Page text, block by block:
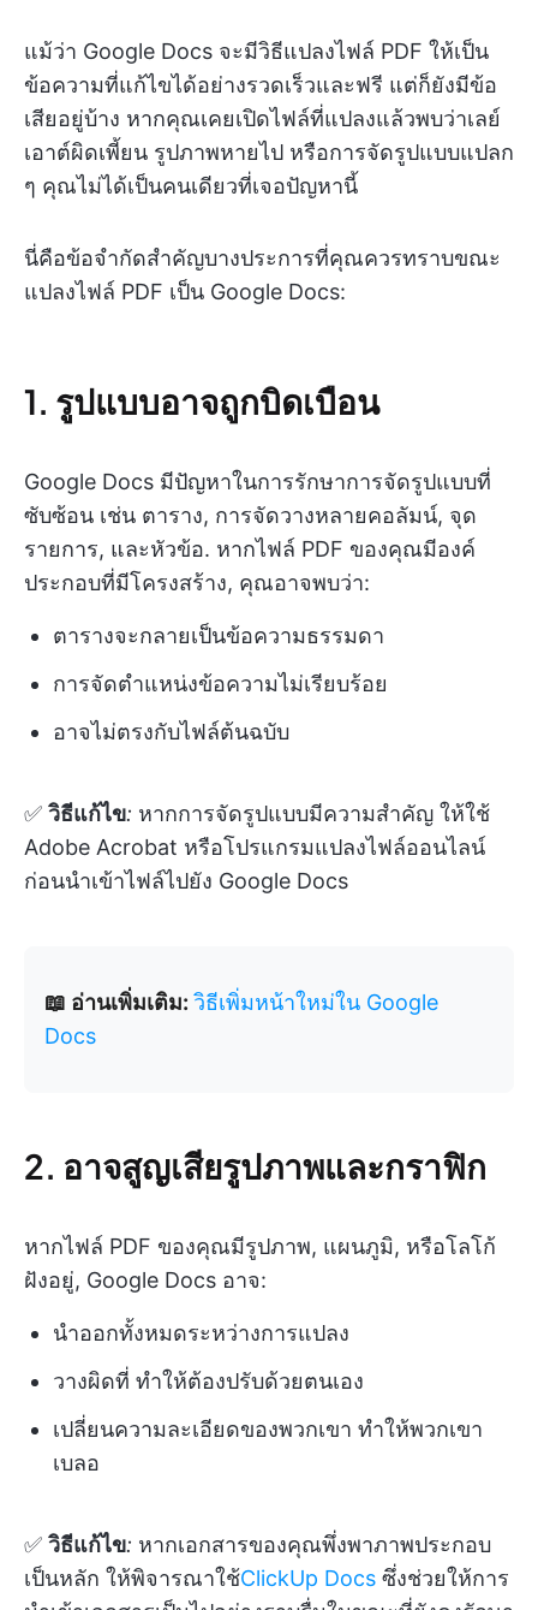
แม้ว่า Google Docs จะมีวิธีแปลงไฟล์ PDF ให้เป็น
ข้อความที่แก้ไขได้อย่างรวดเร็วและฟรี แต่ก็ยังมีข้อ
เสียอยู่บ้าง หากคุณเคยเปิดไฟล์ที่แปลงแล้วพบว่าเลย์
เอาต์ผิดเพี้ยน รูปภาพหายไป หรือการจัดรูปแบบแปลก
ๆ คุณไม่ได้เป็นคนเดียวที่เจอปัญหานี้
นี่คือข้อจำกัดสำคัญบางประการที่คุณควรทราบขณะ
แปลงไฟล์ PDF เป็น Google Docs:
1. รูปแบบอาจถูกบิดเบือน
Google Docs มีปัญหาในการรักษาการจัดรูปแบบที่
ซับซ้อน เช่น ตาราง, การจัดวางหลายคอลัมน์, จุด
รายการ, และหัวข้อ. หากไฟล์ PDF ของคุณมีองค์
ประกอบที่มีโครงสร้าง, คุณอาจพบว่า:
ตารางจะกลายเป็นข้อความธรรมดา
การจัดตำแหน่งข้อความไม่เรียบร้อย
อาจไม่ตรงกับไฟล์ต้นฉบับ
✅ วิธีแก้ไข: หากการจัดรูปแบบมีความสำคัญ ให้ใช้
Adobe Acrobat หรือโปรแกรมแปลงไฟล์ออนไลน์
ก่อนนำเข้าไฟล์ไปยัง Google Docs
📖 อ่านเพิ่มเติม: วิธีเพิ่มหน้าใหม่ใน Google
Docs
2. อาจสูญเสียรูปภาพและกราฟิก
หากไฟล์ PDF ของคุณมีรูปภาพ, แผนภูมิ, หรือโลโก้
ฝังอยู่, Google Docs อาจ:
นำออกทั้งหมดระหว่างการแปลง
วางผิดที่ ทำให้ต้องปรับด้วยตนเอง
เปลี่ยนความละเอียดของพวกเขา ทำให้พวกเขา
เบลอ
✅ วิธีแก้ไข: หากเอกสารของคุณพึ่งพาภาพประกอบ
เป็นหลัก ให้พิจารณาใช้ClickUp Docs ซึ่งช่วยให้การ